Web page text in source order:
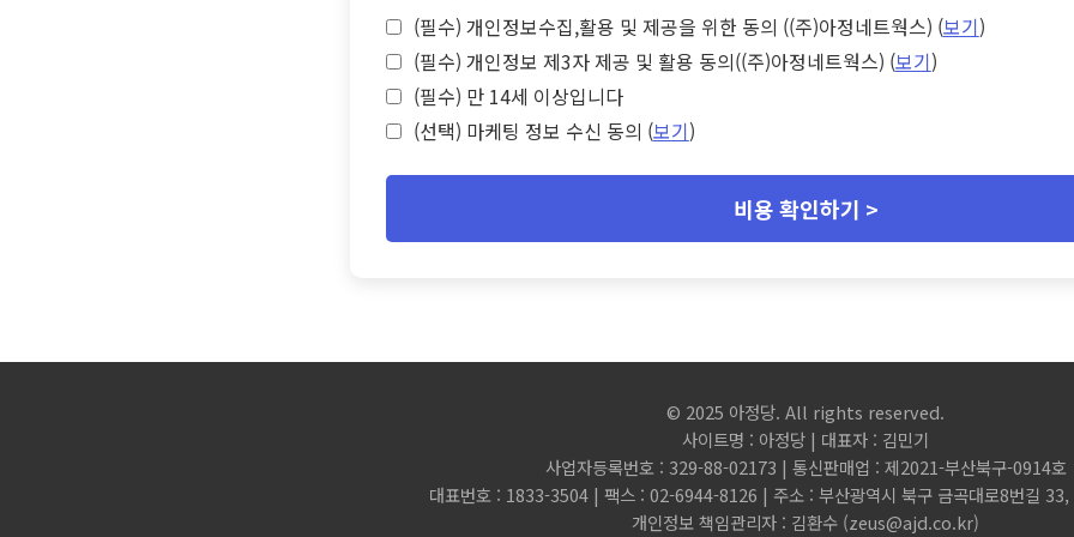
(필수) 개인정보수집,활용 및 제공을 위한 동의 ((주)아정네트웍스) (보기)
(필수) 개인정보 제3자 제공 및 활용 동의((주)아정네트웍스) (보기)
(필수) 만 14세 이상입니다
(선택) 마케팅 정보 수신 동의 (보기)
비용 확인하기 >
© 2025 아정당. All rights reserved.
사이트명 : 아정당 | 대표자 : 김민기
사업자등록번호 : 329-88-02173 | 통신판매업 : 제2021-부산북구-0914호
대표번호 : 1833-3504 | 팩스 : 02-6944-8126 | 주소 : 부산광역시 북구 금곡대로8번길 33,
개인정보 책임관리자 : 김환수 (zeus@ajd.co.kr)